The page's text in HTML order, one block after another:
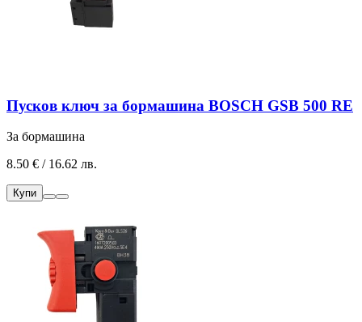
Пусков ключ за бормашина BOSCH GSB 500 RE
За бормашина
8.50 € / 16.62 лв.
Купи